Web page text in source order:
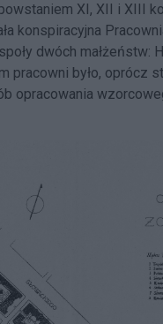
XI, XII i XIII
konspiracyjna
dwóch małżeństw:
pracowni było, oprócz
opracowania